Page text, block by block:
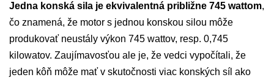
Jedna konská sila je ekvivalentná približne 745 wattom,
čo znamená, že motor s jednou konskou silou môže
produkovať neustály výkon 745 wattov, resp. 0,745
kilowatov. Zaujímavosťou ale je, že vedci vypočítali, že
jeden kôň môže mať v skutočnosti viac konských síl ako